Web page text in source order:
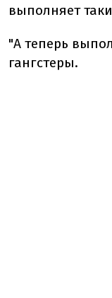
выполняет
"А теперь
гангстеры.